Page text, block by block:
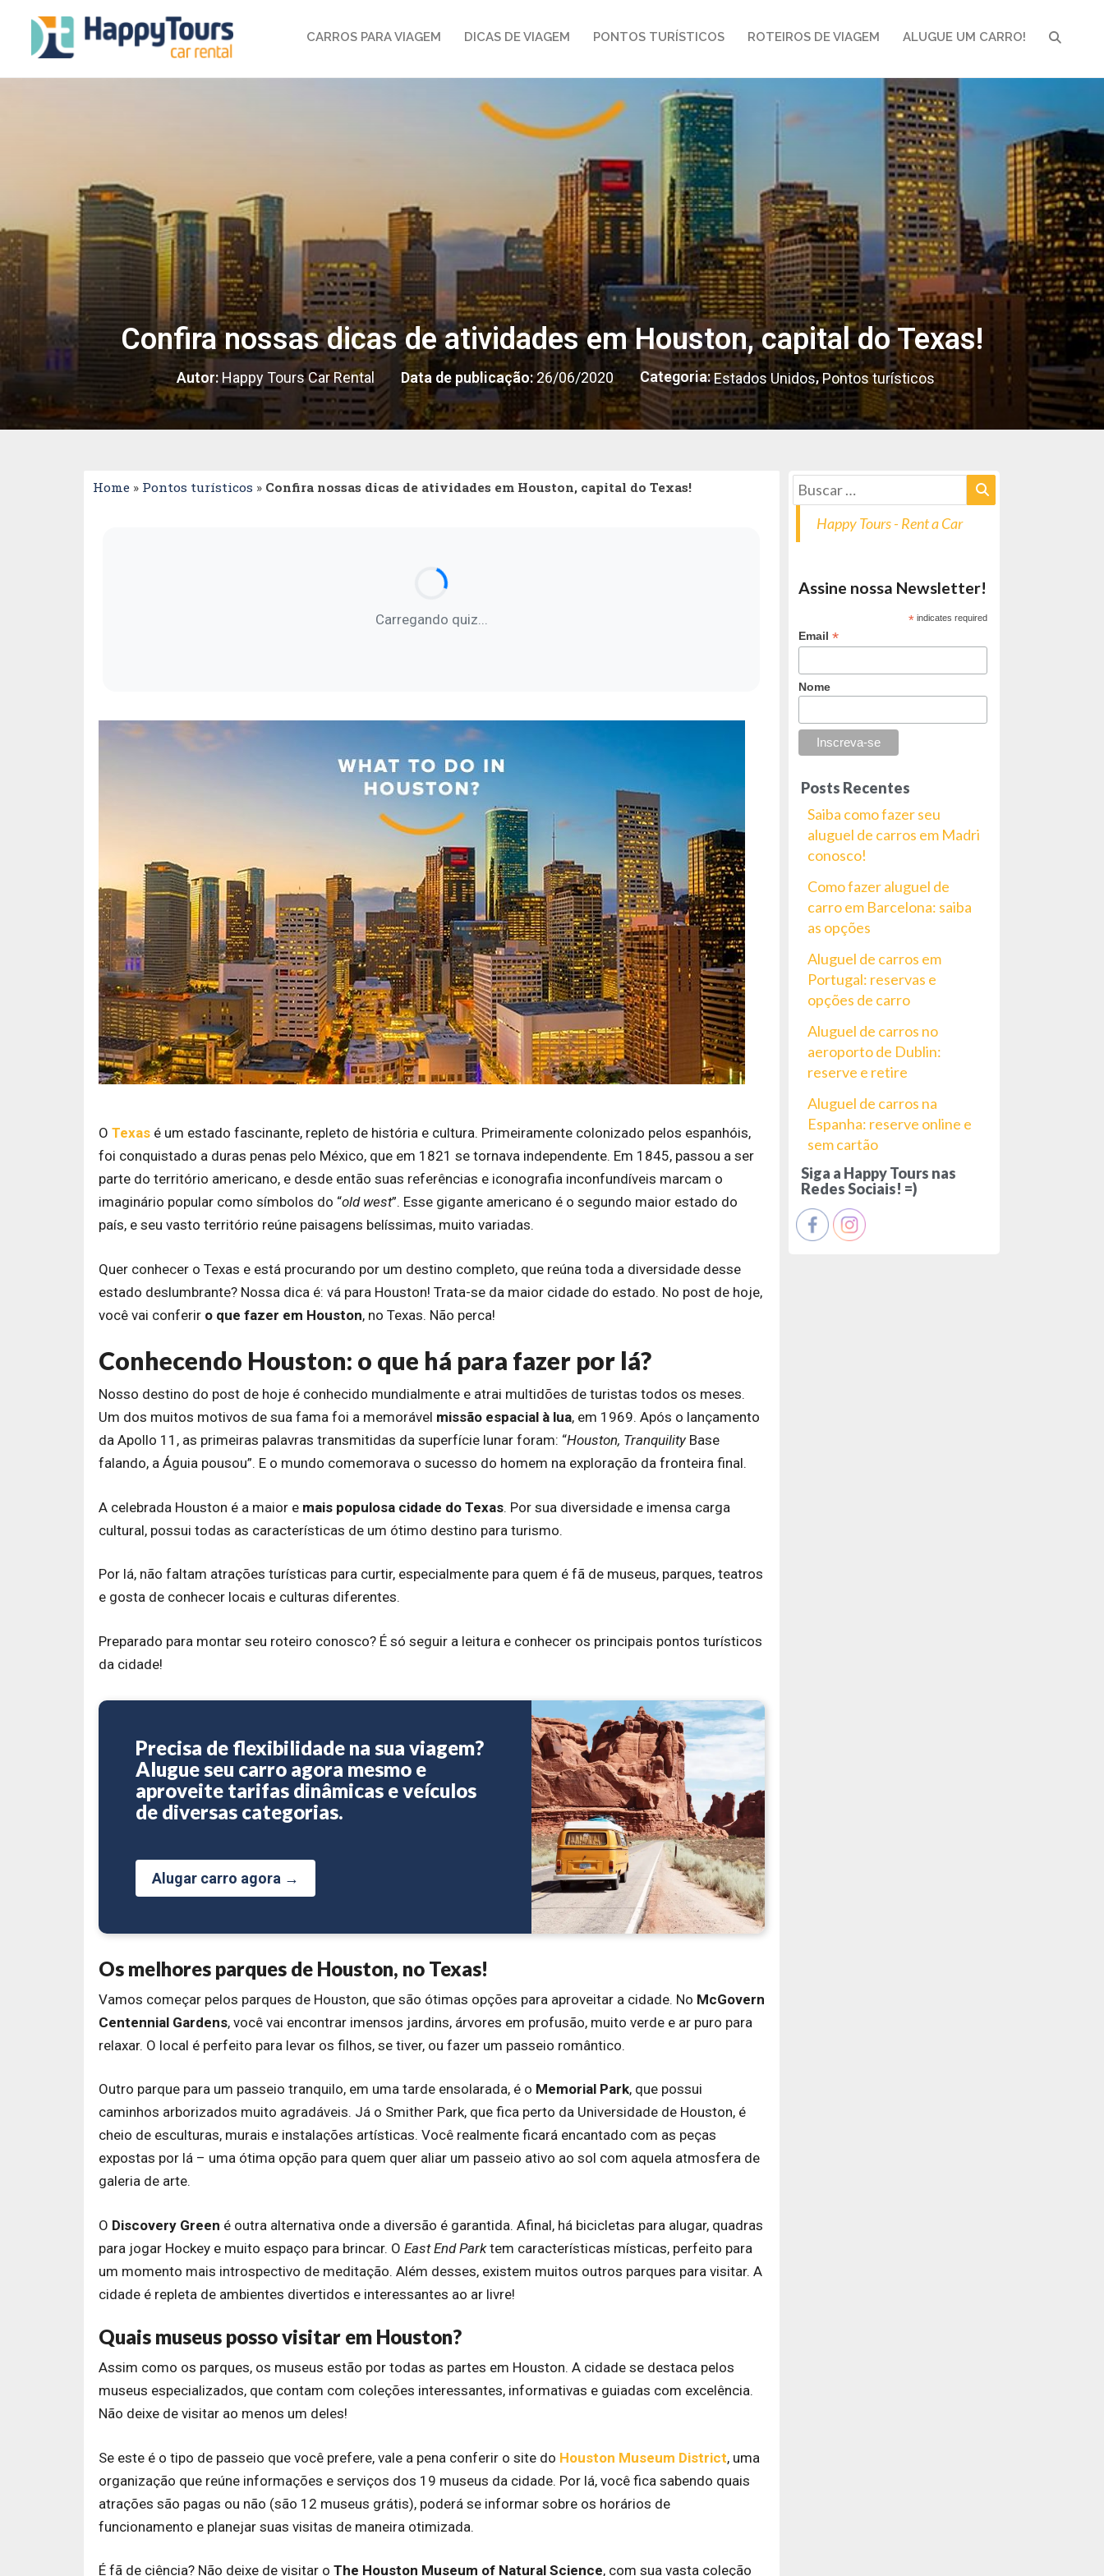
CARROS PARA VIAGEM DICAS DE VIAGEM PONTOS TURÍSTICOS ROTEIROS DE VIAGEM ALUGUE UM CARRO!
Confira nossas dicas de atividades em Houston, capital do Texas!
Autor:Happy Tours Car Rental Data de publicação:26/06/2020 Categoria:Estados Unidos,Pontos turísticos
Home » Pontos turísticos » Confira nossas dicas de atividades em Houston, capital do Texas!
Carregando quiz...
O Texas é um estado fascinante, repleto de história e cultura. Primeiramente colonizado pelos espanhóis,
foi conquistado a duras penas pelo México, que em 1821 se tornava independente. Em 1845, passou a ser
parte do território americano, e desde então suas referências e iconografia inconfundíveis marcam o
imaginário popular como símbolos do “old west”. Esse gigante americano é o segundo maior estado do
país, e seu vasto território reúne paisagens belíssimas, muito variadas.
Quer conhecer o Texas e está procurando por um destino completo, que reúna toda a diversidade desse
estado deslumbrante? Nossa dica é: vá para Houston! Trata-se da maior cidade do estado. No post de hoje,
você vai conferir o que fazer em Houston, no Texas. Não perca!
Conhecendo Houston: o que há para fazer por lá?
Nosso destino do post de hoje é conhecido mundialmente e atrai multidões de turistas todos os meses.
Um dos muitos motivos de sua fama foi a memorável missão espacial à lua, em 1969. Após o lançamento
da Apollo 11, as primeiras palavras transmitidas da superfície lunar foram: “Houston, Tranquility Base
falando, a Águia pousou”. E o mundo comemorava o sucesso do homem na exploração da fronteira final.
A celebrada Houston é a maior e mais populosa cidade do Texas. Por sua diversidade e imensa carga
cultural, possui todas as características de um ótimo destino para turismo.
Por lá, não faltam atrações turísticas para curtir, especialmente para quem é fã de museus, parques, teatros
e gosta de conhecer locais e culturas diferentes.
Preparado para montar seu roteiro conosco? É só seguir a leitura e conhecer os principais pontos turísticos
da cidade!
Precisa de flexibilidade na sua viagem?
Alugue seu carro agora mesmo e
aproveite tarifas dinâmicas e veículos
de diversas categorias.
Alugar carro agora →
Os melhores parques de Houston, no Texas!
Vamos começar pelos parques de Houston, que são ótimas opções para aproveitar a cidade. No McGovern
Centennial Gardens, você vai encontrar imensos jardins, árvores em profusão, muito verde e ar puro para
relaxar. O local é perfeito para levar os filhos, se tiver, ou fazer um passeio romântico.
Outro parque para um passeio tranquilo, em uma tarde ensolarada, é o Memorial Park, que possui
caminhos arborizados muito agradáveis. Já o Smither Park, que fica perto da Universidade de Houston, é
cheio de esculturas, murais e instalações artísticas. Você realmente ficará encantado com as peças
expostas por lá – uma ótima opção para quem quer aliar um passeio ativo ao sol com aquela atmosfera de
galeria de arte.
O Discovery Green é outra alternativa onde a diversão é garantida. Afinal, há bicicletas para alugar, quadras
para jogar Hockey e muito espaço para brincar. O East End Parktem características místicas, perfeito para
um momento mais introspectivo de meditação. Além desses, existem muitos outros parques para visitar. A
cidade é repleta de ambientes divertidos e interessantes ao ar livre!
Quais museus posso visitar em Houston?
Assim como os parques, os museus estão por todas as partes em Houston. A cidade se destaca pelos
museus especializados, que contam com coleções interessantes, informativas e guiadas com excelência.
Não deixe de visitar ao menos um deles!
Se este é o tipo de passeio que você prefere, vale a pena conferir o site do Houston Museum District, uma
organização que reúne informações e serviços dos 19 museus da cidade. Por lá, você fica sabendo quais
atrações são pagas ou não (são 12 museus grátis), poderá se informar sobre os horários de
funcionamento e planejar suas visitas de maneira otimizada.
É fã de ciência? Não deixe de visitar o The Houston Museum of Natural Science, com sua vasta coleção
Happy Tours - Rent a Car
Assine nossa Newsletter!
* indicates required
Email*
Nome
Posts Recentes
Saiba como fazer seu
aluguel de carros em Madri
conosco!
Como fazer aluguel de
carro em Barcelona: saiba
as opções
Aluguel de carros em
Portugal: reservas e
opções de carro
Aluguel de carros no
aeroporto de Dublin:
reserve e retire
Aluguel de carros na
Espanha: reserve online e
sem cartão
Siga a Happy Tours nas
Redes Sociais! =)